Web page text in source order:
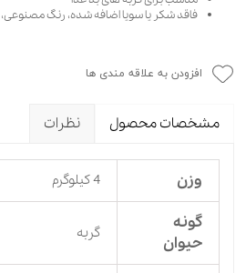
فاقد شکر یا سویا اضافه شده، رنگ مصنوعی،
افزودن به علاقه مندی ها
مشخصات محصول نظرات
وزن 4 کیلوگرم
گونه
حیوان
گربه